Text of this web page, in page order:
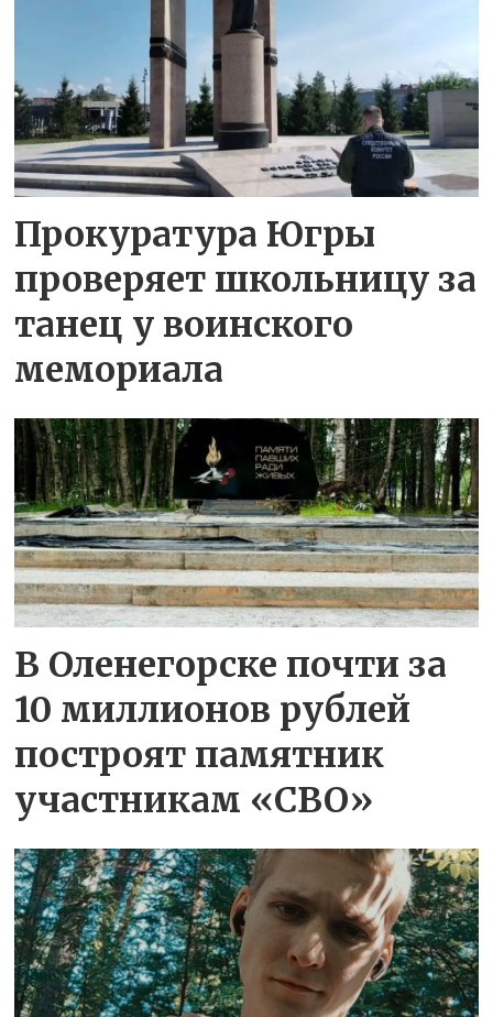
Прокуратура Югры
проверяет школьницу за
танец у воинского
мемориала
В Оленегорске почти за
10 миллионов рублей
построят памятник
участникам «СВО»